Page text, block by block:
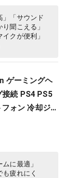
軽量262g PC
【日本…
」「サウンド
聞こえる」
クが便利」
ゲーミングヘ
接続 PS4 PS5
ォン 冷却ジェ
理店保証品】
に最適」
疲れにく